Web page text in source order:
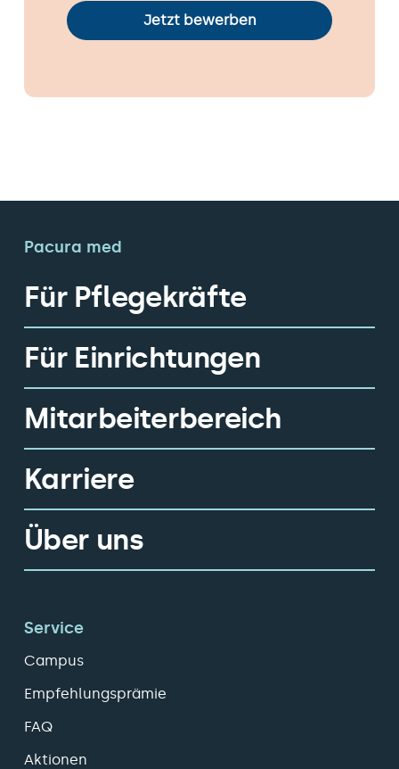
Jetzt bewerben
Pacura med
Für Pflegekräfte
Für Einrichtungen
Mitarbeiterbereich
Karriere
Über uns
Service
Campus
Empfehlungsprämie
FAQ
Aktionen